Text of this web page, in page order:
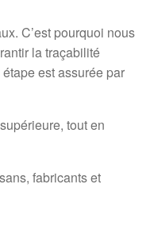
C’est pourquoi nous
la traçabilité
est assurée par
tout en
fabricants et